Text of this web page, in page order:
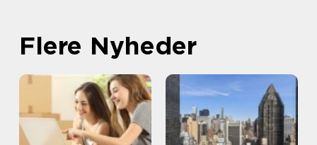
Flere Nyheder